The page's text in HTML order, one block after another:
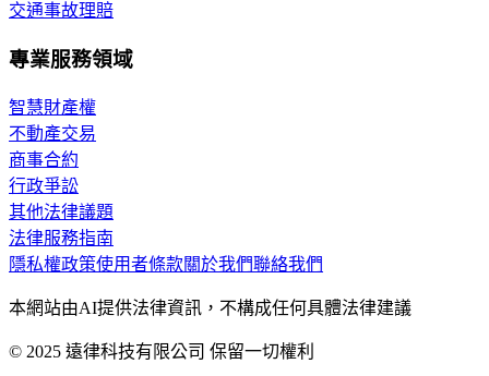
交通事故理賠
專業服務領域
智慧財產權
不動產交易
商事合約
行政爭訟
其他法律議題
法律服務指南
隱私權政策使用者條款關於我們聯絡我們
本網站由AI提供法律資訊，不構成任何具體法律建議
© 2025 遠律科技有限公司 保留一切權利